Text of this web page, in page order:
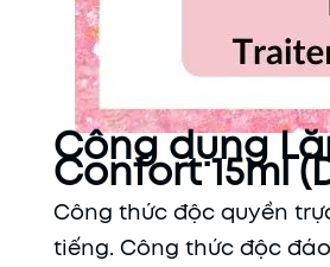
Công dụng
Confort 15ml
Công thức độc quyền
tiếng. Công thức độc